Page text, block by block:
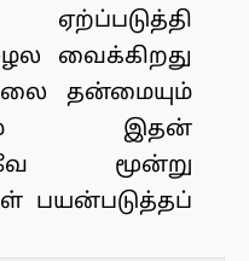
வைக்கிறது
தன்மையும்
இதன்
மூன்று
பயன்படுத்தப்